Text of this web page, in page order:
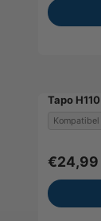
Tapo
Angebot
€24,99